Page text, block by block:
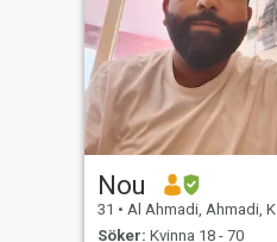
Nou
31 • Al Ahmadi, Ahmadi, Kuwait
Söker: Kvinna 18 - 70